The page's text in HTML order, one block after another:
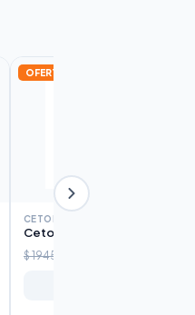
OFERTA
CETOL
Cetol Classic Satinado
$ 19451,53